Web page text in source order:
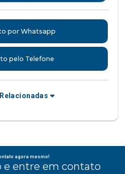
por Whatsapp
pelo Telefone
agora mesmo!
e entre em contato